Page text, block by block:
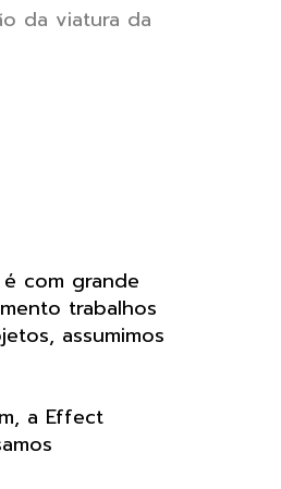
da viatura da
com grande
trabalhos
assumimos
a Effect